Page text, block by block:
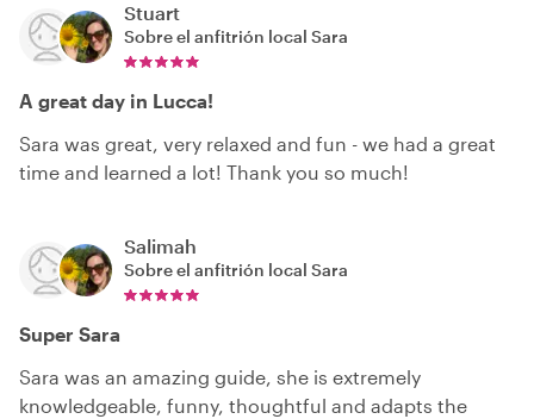
Stuart
Sobre el anfitrión local Sara
A great day in Lucca!
Sara was great, very relaxed and fun - we had a great
time and learned a lot! Thank you so much!
Salimah
Sobre el anfitrión local Sara
Super Sara
Sara was an amazing guide, she is extremely
knowledgeable, funny, thoughtful and adapts the